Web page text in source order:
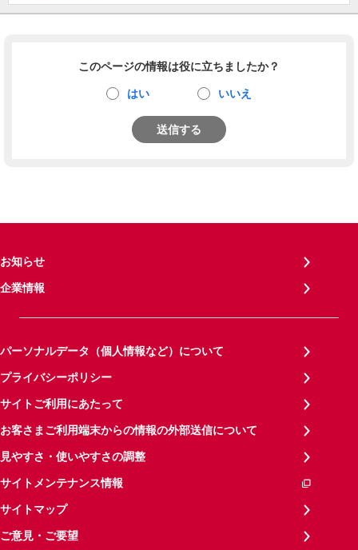
このページの情報は役に立ちましたか？
はい いいえ
送信する
お知らせ
企業情報
パーソナルデータ（個人情報など）について
プライバシーポリシー
サイトご利用にあたって
お客さまご利用端末からの情報の外部送信について
見やすさ・使いやすさの調整
サイトメンテナンス情報
サイトマップ
ご意見・ご要望